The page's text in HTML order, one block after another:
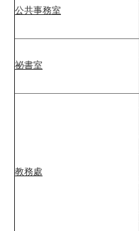
公共事務室
祕書室
教務處